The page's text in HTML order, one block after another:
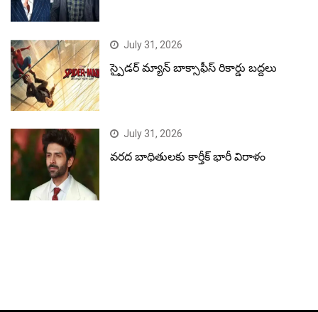
July 31, 2026
స్పైడర్ మ్యాన్ బాక్సాఫీస్ రికార్డు బద్దలు
July 31, 2026
వరద బాధితులకు కార్తీక్ భారీ విరాళం